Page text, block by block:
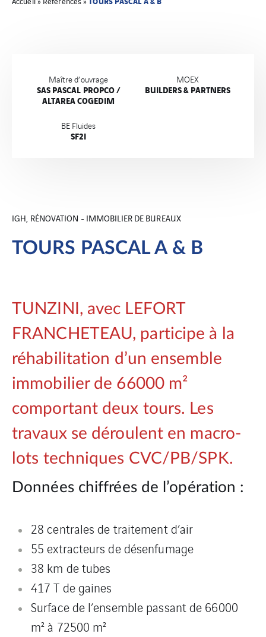
Maître d’ouvrage
SAS PASCAL PROPCO /
ALTAREA COGEDIM
MOEX
BUILDERS & PARTNERS
BE Fluides
SF2I
IGH, RÉNOVATION - IMMOBILIER DE BUREAUX
TOURS PASCAL A & B
TUNZINI, avec LEFORT
FRANCHETEAU, participe à la
réhabilitation d’un ensemble
immobilier de 66000 m²
comportant deux tours. Les
travaux se déroulent en macro-
lots techniques CVC/PB/SPK.
Données chiffrées de l’opération :
28 centrales de traitement d’air
55 extracteurs de désenfumage
38 km de tubes
417 T de gaines
Surface de l’ensemble passant de 66000
m² à 72500 m²